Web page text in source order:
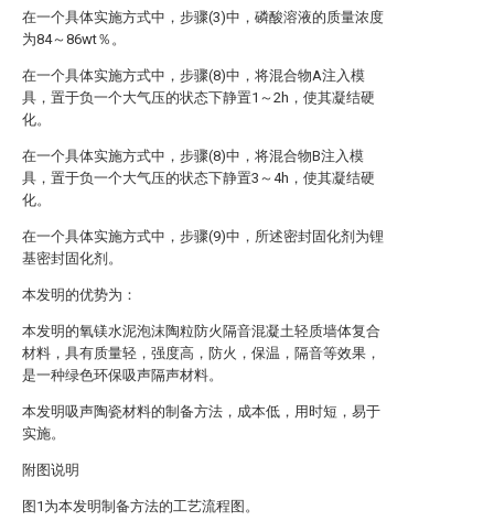
在一个具体实施方式中，步骤(3)中，磷酸溶液的质量浓度
为84～86wt％。
在一个具体实施方式中，步骤(8)中，将混合物A注入模
具，置于负一个大气压的状态下静置1～2h，使其凝结硬
化。
在一个具体实施方式中，步骤(8)中，将混合物B注入模
具，置于负一个大气压的状态下静置3～4h，使其凝结硬
化。
在一个具体实施方式中，步骤(9)中，所述密封固化剂为锂
基密封固化剂。
本发明的优势为：
本发明的氧镁水泥泡沫陶粒防火隔音混凝土轻质墙体复合
材料，具有质量轻，强度高，防火，保温，隔音等效果，
是一种绿色环保吸声隔声材料。
本发明吸声陶瓷材料的制备方法，成本低，用时短，易于
实施。
附图说明
图1为本发明制备方法的工艺流程图。